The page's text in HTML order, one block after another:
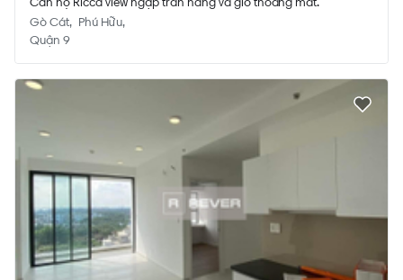
Gò Cát
Phú Hữu
Quận 9